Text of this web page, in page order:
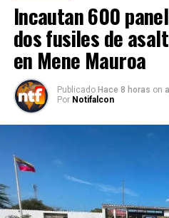
Incautan 600
dos fusiles de
en Mene Mauroa
Publicado Hace 8 horas on
Por Notifalcon